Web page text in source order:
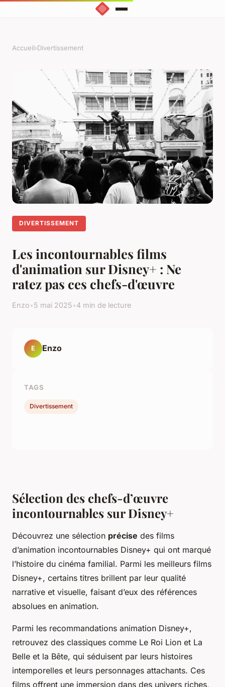
Accueil›Divertissement
DIVERTISSEMENT
Les incontournables films
d'animation sur Disney+ : Ne
ratez pas ces chefs-d'œuvre
Enzo•5 mai 2025•4 min de lecture
Sélection des chefs-d’œuvre
incontournables sur Disney+
Découvrez une sélection précise des films
d’animation incontournables Disney+ qui ont marqué
l’histoire du cinéma familial. Parmi les meilleurs films
Disney+, certains titres brillent par leur qualité
narrative et visuelle, faisant d’eux des références
absolues en animation.
Parmi les recommandations animation Disney+,
retrouvez des classiques comme Le Roi Lion et La
Belle et la Bête, qui séduisent par leurs histoires
intemporelles et leurs personnages attachants. Ces
films offrent une immersion dans des univers riches,
E Enzo
TAGS
Divertissement